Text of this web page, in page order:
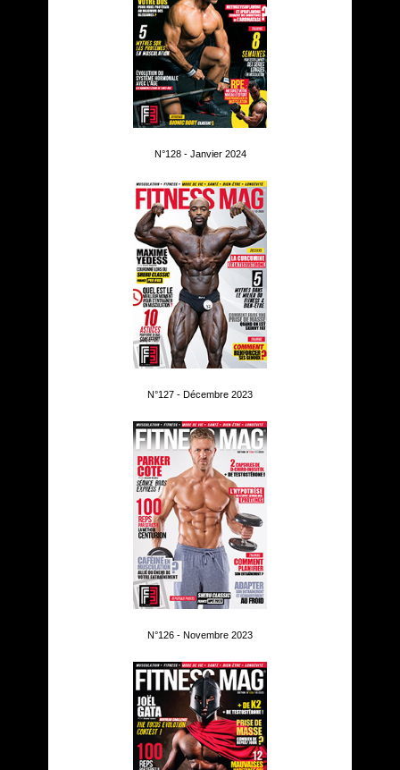
N°128 - Janvier 2024
N°127 - Décembre 2023
N°126 - Novembre 2023